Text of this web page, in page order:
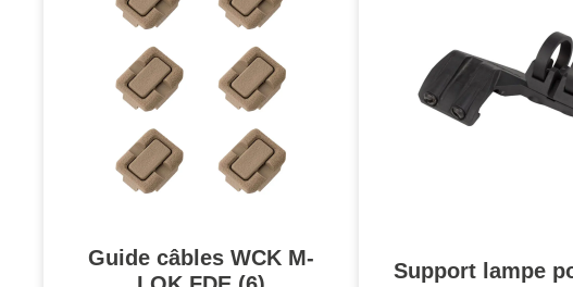
Guide câbles WCK M-
Support lampe